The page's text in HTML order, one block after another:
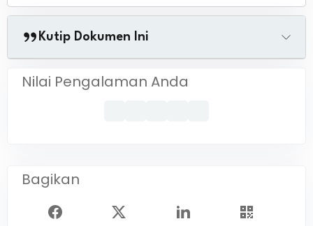
Kutip Dokumen Ini
Nilai Pengalaman Anda
Bagikan